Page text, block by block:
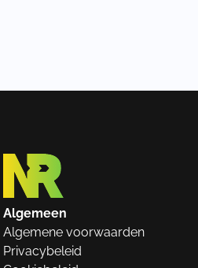
Algemeen
Algemene voorwaarden
Privacybeleid